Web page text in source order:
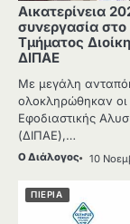
Αικατερίνεια
συνεργασία
Τμήματος
ΔΙΠΑΕ
Με μεγάλη
ολοκληρώθηκαν οι
Εφοδιαστικής
(ΔΙΠΑΕ),…
Ο Διάλογος 10
ΠΙΕΡΙΑ